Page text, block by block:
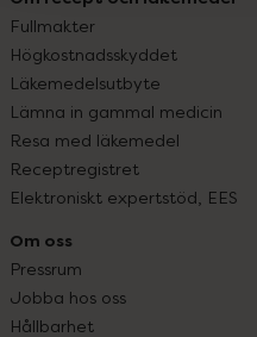
Fullmakter
Högkostnadsskyddet
Läkemedelsutbyte
Lämna in gammal medicin
Resa med läkemedel
Receptregistret
Elektroniskt expertstöd, EES
Om oss
Pressrum
Jobba hos oss
Hållbarhet